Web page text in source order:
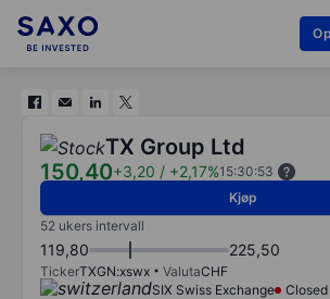
TX Group Ltd
150,40+3,20 / +2,17%15:30:53
Kjøp
52 ukers intervall
119,80 225,50
TickerTXGN:xswx ValutaCHF
SIX Swiss Exchange
Closed